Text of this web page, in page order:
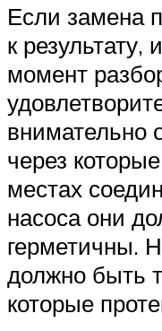
Если замена
к результату,
момент
внимательно
через
местах
насоса они
герметичны.
должно быть
которые